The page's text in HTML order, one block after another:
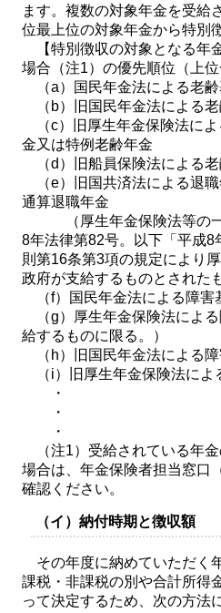
ます。複数の対象年金を受給
位最上位の対象年金から特別
【特別徴収の対象となる年
場合（注1）の優先順位（上位
（a）国民年金法による老齢
（b）旧国民年金法による
（c）旧厚生年金保険法に
金又は特例老齢年金
（d）旧船員保険法による
（e）旧国共済法による退
通算退職年金
（厚生年金保険法等の一
8年法律第82号。以下「平成8
則第16条第3項の規定により
政府が支給するものとされた
（f）国民年金法による障害
（g）厚生年金保険法によ
給するものに限る。）
（h）旧国民年金法による障
（i）旧厚生年金保険法によ
・
・
・
（注1）受給されている年
場合は、年金保険者担当窓口
確認ください。
（イ）納付時期と徴収額
その年度に納めていただく
課税・非課税の別や合計所得
って決定するため、次の方法